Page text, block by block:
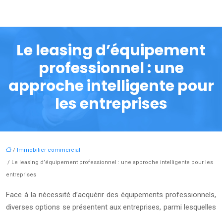
Le leasing d’équipement
professionnel : une
approche intelligente pour
les entreprises
/ Immobilier commercial
/ Le leasing d’équipement professionnel : une approche intelligente pour les
entreprises
Face à la nécessité d’acquérir des équipements professionnels,
diverses options se présentent aux entreprises, parmi lesquelles